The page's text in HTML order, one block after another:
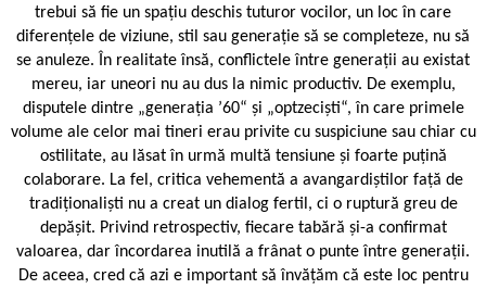
trebui să fie un spațiu deschis tuturor vocilor, un loc în care
diferențele de viziune, stil sau generație să se completeze, nu să
se anuleze. În realitate însă, conflictele între generații au existat
mereu, iar uneori nu au dus la nimic productiv. De exemplu,
disputele dintre „generația ’60“ și „optzeciști“, în care primele
volume ale celor mai tineri erau privite cu suspiciune sau chiar cu
ostilitate, au lăsat în urmă multă tensiune și foarte puțină
colaborare. La fel, critica vehementă a avangardiștilor față de
tradiționaliști nu a creat un dialog fertil, ci o ruptură greu de
depășit. Privind retrospectiv, fiecare tabără și-a confirmat
valoarea, dar încordarea inutilă a frânat o punte între generații.
De aceea, cred că azi e important să învățăm că este loc pentru